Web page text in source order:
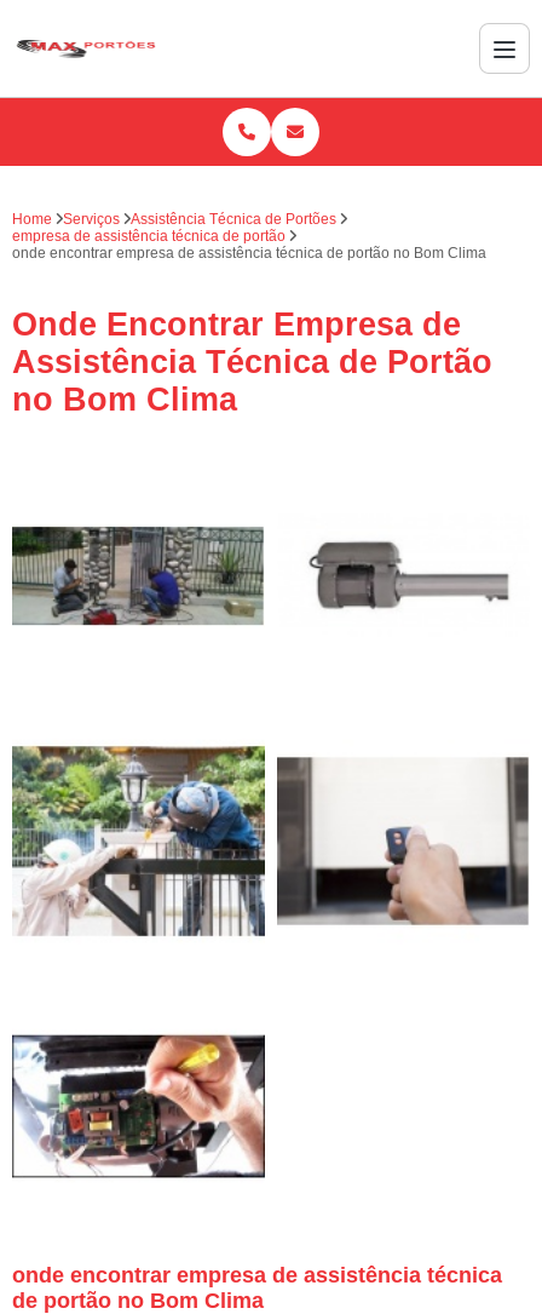
Home Serviços
Assistência Técnica de Portões
empresa de assistência técnica de portão
onde encontrar empresa de assistência técnica de portão no Bom Clima
Onde Encontrar Empresa de
Assistência Técnica de Portão
no Bom Clima
onde encontrar empresa de assistência técnica
de portão no Bom Clima